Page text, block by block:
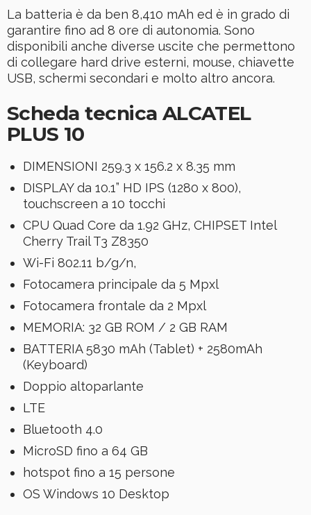
La batteria è da ben 8,410 mAh ed è in grado di
garantire fino ad 8 ore di autonomia. Sono
disponibili anche diverse uscite che permettono
di collegare hard drive esterni, mouse, chiavette
USB, schermi secondari e molto altro ancora.
Scheda tecnica ALCATEL
PLUS 10
DIMENSIONI 259.3 x 156.2 x 8.35 mm
DISPLAY da 10.1” HD IPS (1280 x 800),
touchscreen a 10 tocchi
CPU Quad Core da 1.92 GHz, CHIPSET Intel
Cherry Trail T3 Z8350
Wi-Fi 802.11 b/g/n,
Fotocamera principale da 5 Mpxl
Fotocamera frontale da 2 Mpxl
MEMORIA: 32 GB ROM / 2 GB RAM
BATTERIA 5830 mAh (Tablet) + 2580mAh
(Keyboard)
Doppio altoparlante
LTE
Bluetooth 4.0
MicroSD fino a 64 GB
hotspot fino a 15 persone
OS Windows 10 Desktop